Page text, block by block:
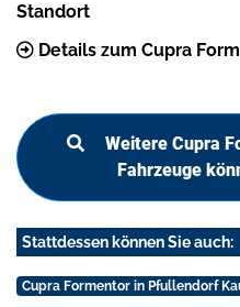
Standort
Details zum Cupra
Weitere Cupra
Fahrzeuge
Stattdessen können Sie auch:
Cupra Formentor in Pfullendorf